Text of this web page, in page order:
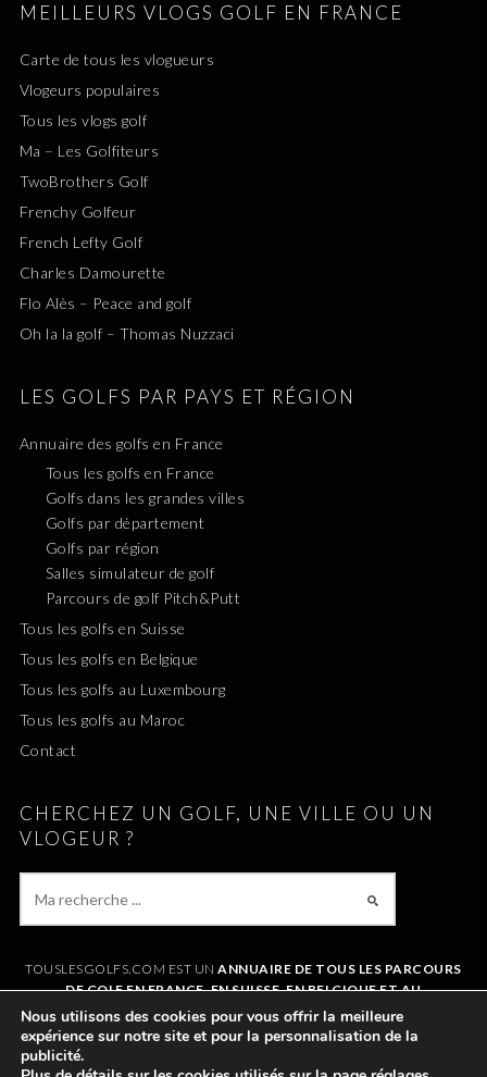
MEILLEURS VLOGS GOLF EN FRANCE
Carte de tous les vlogueurs
Vlogeurs populaires
Tous les vlogs golf
Ma – Les Golfiteurs
TwoBrothers Golf
Frenchy Golfeur
French Lefty Golf
Charles Damourette
Flo Alès – Peace and golf
Oh la la golf – Thomas Nuzzaci
LES GOLFS PAR PAYS ET RÉGION
Annuaire des golfs en France
Tous les golfs en France
Golfs dans les grandes villes
Golfs par département
Golfs par région
Salles simulateur de golf
Parcours de golf Pitch&Putt
Tous les golfs en Suisse
Tous les golfs en Belgique
Tous les golfs au Luxembourg
Tous les golfs au Maroc
Contact
CHERCHEZ UN GOLF, UNE VILLE OU UN
VLOGEUR ?
TOUSLESGOLFS.COM EST UNANNUAIRE DE TOUS LES PARCOURS
DE GOLF EN FRANCE, EN SUISSE, EN BELGIQUE ET AU
LUXEMBOURG. IL VOUS PERMET DE TROUVER UN GOLF AUTOUR DE
CHEZVOUS OU LORS DE VOS VACANCES. LE SITE RÉFÉRENCE
ÉGALEMENT
POPULAIRES
Nous utilisons des cookies pour vous offrir la meilleure
expérience sur notre site et pour la personnalisation de la
publicité.